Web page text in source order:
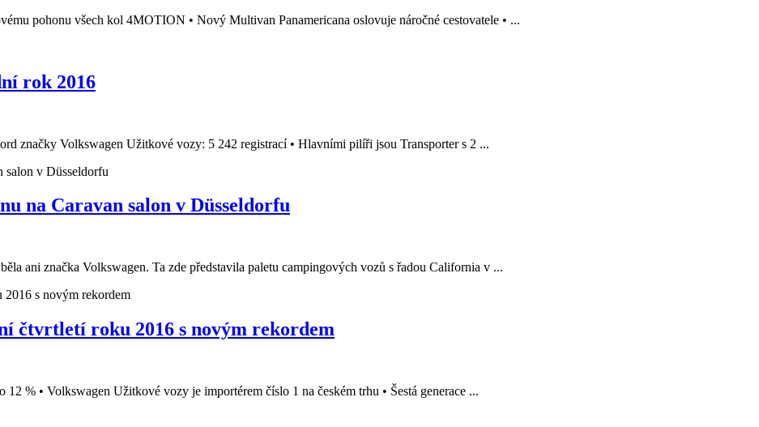
pohonu všech kol 4MOTION • Nový Multivan Panamericana oslovuje náročné cestovatele • ...
rok 2016
značky Volkswagen Užitkové vozy: 5 242 registrací • Hlavními pilíři jsou Transporter s 2 ...
na Caravan salon v Düsseldorfu
ani značka Volkswagen. Ta zde představila paletu campingových vozů s řadou California v ...
čtvrtletí roku 2016 s novým rekordem
% • Volkswagen Užitkové vozy je importérem číslo 1 na českém trhu • Šestá generace ...